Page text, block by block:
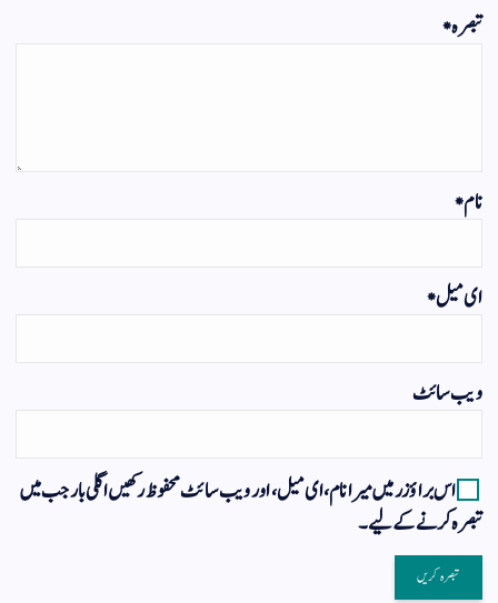
تبصرہ*
نام*
ای میل*
ویب‌ سائٹ
اس براؤزر میں میرا نام، ای میل، اور ویب سائٹ محفوظ رکھیں اگلی بار جب میں
تبصرہ کرنے کےلیے۔